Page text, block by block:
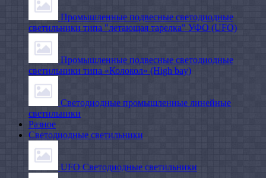
Промышленные подвесные cветодиодные
светильники типа "летающая тарелка" УФО (UFO)
Промышленные подвесные cветодиодные
светильники типа «Колокол» (High bay)
Светодиодные промышленные линейные
светильники
Разное
Светодиодные светильники
UFO Светодиодные светильники